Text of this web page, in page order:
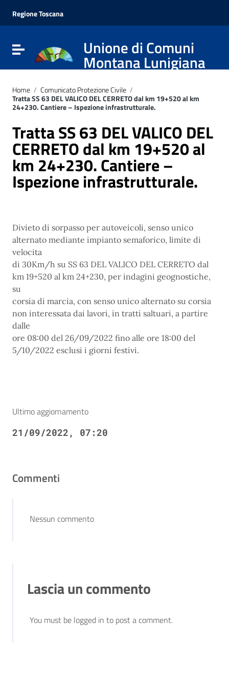
Vai al menu di navigazione
Vai al footer
Regione Toscana
Attiva / disattiva la navigazioneUnione di Comuni
Montana Lunigiana
Home / Comunicato Protezione Civile /
Tratta SS 63 DEL VALICO DEL CERRETO dal km 19+520 al km
24+230. Cantiere – Ispezione infrastrutturale.
Tratta SS 63 DEL VALICO DEL
CERRETO dal km 19+520 al
km 24+230. Cantiere –
Ispezione infrastrutturale.
Divieto di sorpasso per autoveicoli, senso unico
alternato mediante impianto semaforico, limite di
velocita
di 30Km/h su SS 63 DEL VALICO DEL CERRETO dal
km 19+520 al km 24+230, per indagini geognostiche,
su
corsia di marcia, con senso unico alternato su corsia
non interessata dai lavori, in tratti saltuari, a partire
dalle
ore 08:00 del 26/09/2022 fino alle ore 18:00 del
5/10/2022 esclusi i giorni festivi.
Ultimo aggiornamento
21/09/2022, 07:20
Commenti
Nessun commento
Lascia un commento
You must be logged in to post a comment.